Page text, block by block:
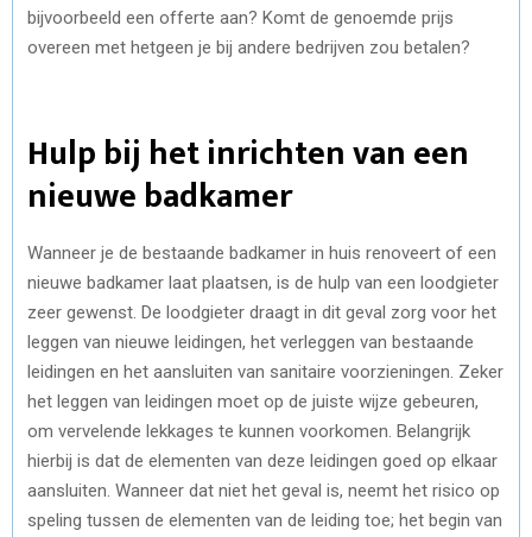
bijvoorbeeld een offerte aan? Komt de genoemde prijs
overeen met hetgeen je bij andere bedrijven zou betalen?
Hulp bij het inrichten van een
nieuwe badkamer
Wanneer je de bestaande badkamer in huis renoveert of een
nieuwe badkamer laat plaatsen, is de hulp van een loodgieter
zeer gewenst. De loodgieter draagt in dit geval zorg voor het
leggen van nieuwe leidingen, het verleggen van bestaande
leidingen en het aansluiten van sanitaire voorzieningen. Zeker
het leggen van leidingen moet op de juiste wijze gebeuren,
om vervelende lekkages te kunnen voorkomen. Belangrijk
hierbij is dat de elementen van deze leidingen goed op elkaar
aansluiten. Wanneer dat niet het geval is, neemt het risico op
speling tussen de elementen van de leiding toe; het begin van